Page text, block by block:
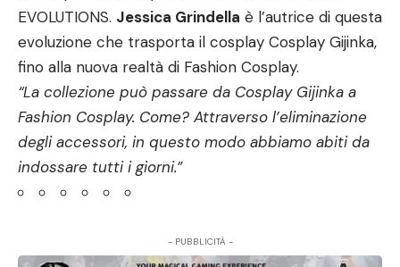
EVOLUTIONS. Jessica Grindella è l’autrice di questa
evoluzione che trasporta il cosplay Cosplay Gijinka,
fino alla nuova realtà di Fashion Cosplay.
“La collezione può passare da Cosplay Gijinka a
Fashion Cosplay. Come? Attraverso l’eliminazione
degli accessori, in questo modo abbiamo abiti da
indossare tutti i giorni.”
- PUBBLICITÀ -